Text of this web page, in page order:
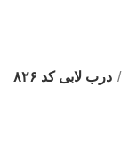
درب لابی کد ۸۲۶